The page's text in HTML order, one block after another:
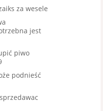
za wesele
jest
piwo
podnieść